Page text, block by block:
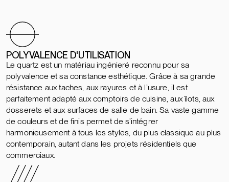
POLYVALENCE D'UTILISATION
Le quartz est un matériau ingénieré reconnu pour sa
polyvalence et sa constance esthétique. Grâce à sa grande
résistance aux taches, aux rayures et à l’usure, il est
parfaitement adapté aux comptoirs de cuisine, aux îlots, aux
dosserets et aux surfaces de salle de bain. Sa vaste gamme
de couleurs et de finis permet de s’intégrer
harmonieusement à tous les styles, du plus classique au plus
contemporain, autant dans les projets résidentiels que
commerciaux.